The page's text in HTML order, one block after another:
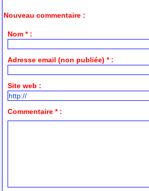
Nouveau commentaire :
Nom * :
Adresse email (non publiée) * :
Site web :
Commentaire * :